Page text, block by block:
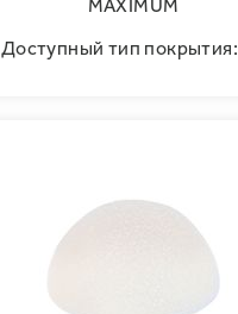
MAXIMUM
Доступный тип покрытия: